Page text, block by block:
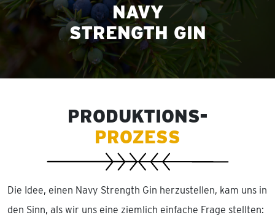
NAVY
STRENGTH GIN
PRODUKTIONS-
PROZESS
Die Idee, einen Navy Strength Gin herzustellen, kam uns in
den Sinn, als wir uns eine ziemlich einfache Frage stellten: